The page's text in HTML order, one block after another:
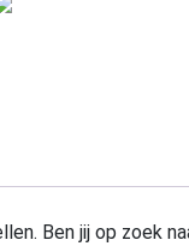
Ben jij op zoek